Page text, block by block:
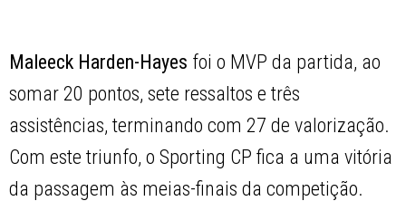
Maleeck Harden-Hayes foi o MVP da partida, ao
somar 20 pontos, sete ressaltos e três
assistências, terminando com 27 de valorização.
Com este triunfo, o Sporting CP fica a uma vitória
da passagem às meias-finais da competição.